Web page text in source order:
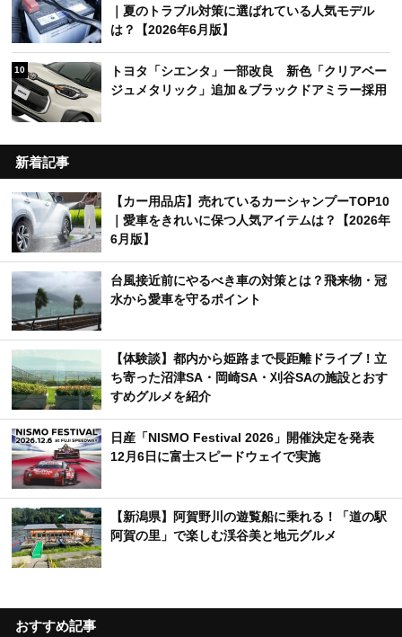
｜夏のトラブル対策に選ばれている人気モデル
は？【2026年6月版】
10
トヨタ「シエンタ」一部改良 新色「クリアベー
ジュメタリック」追加＆ブラックドアミラー採用
新着記事
【カー用品店】売れているカーシャンプーTOP10
｜愛車をきれいに保つ人気アイテムは？【2026年
6月版】
台風接近前にやるべき車の対策とは？飛来物・冠
水から愛車を守るポイント
【体験談】都内から姫路まで長距離ドライブ！立
ち寄った沼津SA・岡崎SA・刈谷SAの施設とおす
すめグルメを紹介
日産「NISMO Festival 2026」開催決定を発表
12月6日に富士スピードウェイで実施
【新潟県】阿賀野川の遊覧船に乗れる！「道の駅
阿賀の里」で楽しむ渓谷美と地元グルメ
おすすめ記事